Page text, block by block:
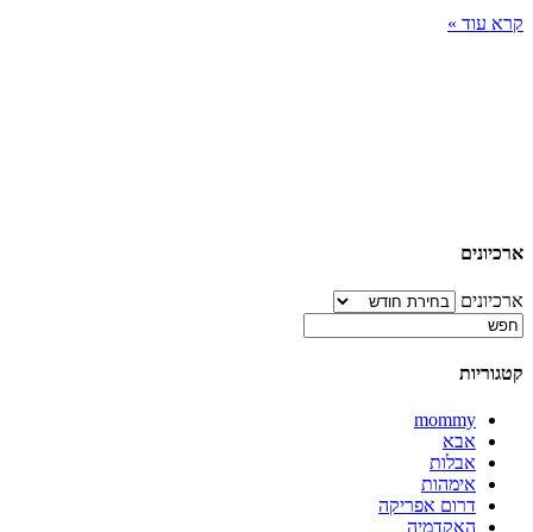
קרא עוד »
ארכיונים
ארכיונים
קטגוריות
mommy
אבא
אבלות
אימהות
דרום אפריקה
האקדמיה